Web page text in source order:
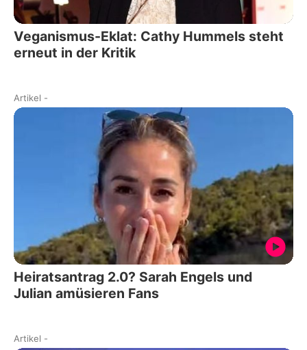
Veganismus-Eklat: Cathy Hummels steht
erneut in der Kritik
Artikel -
Heiratsantrag 2.0? Sarah Engels und
Julian amüsieren Fans
Artikel -